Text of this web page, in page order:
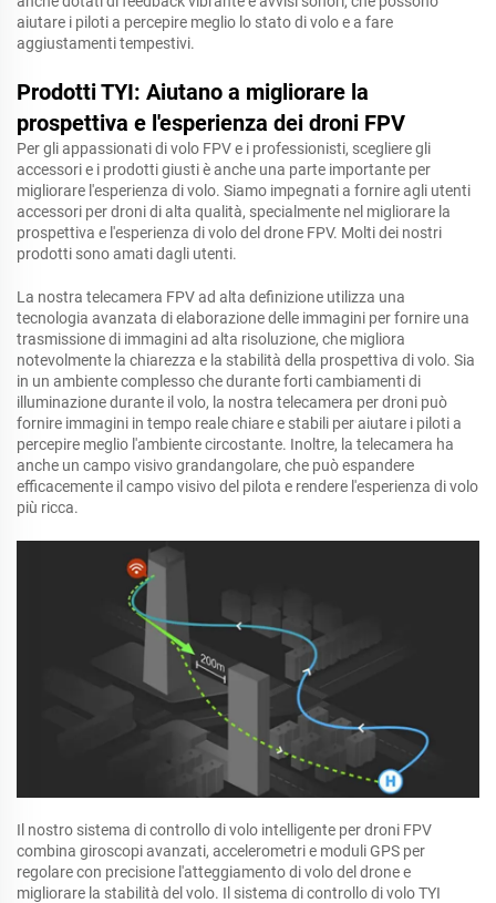
aiutare i piloti a percepire meglio lo stato di volo e a fare
aggiustamenti tempestivi.
Prodotti TYI: Aiutano a migliorare la
prospettiva e l'esperienza dei droni FPV
Per gli appassionati di volo FPV e i professionisti, scegliere gli
accessori e i prodotti giusti è anche una parte importante per
migliorare l'esperienza di volo. Siamo impegnati a fornire agli utenti
accessori per droni di alta qualità, specialmente nel migliorare la
prospettiva e l'esperienza di volo del drone FPV. Molti dei nostri
prodotti sono amati dagli utenti.
La nostra telecamera FPV ad alta definizione utilizza una
tecnologia avanzata di elaborazione delle immagini per fornire una
trasmissione di immagini ad alta risoluzione, che migliora
notevolmente la chiarezza e la stabilità della prospettiva di volo. Sia
in un ambiente complesso che durante forti cambiamenti di
illuminazione durante il volo, la nostra telecamera per droni può
fornire immagini in tempo reale chiare e stabili per aiutare i piloti a
percepire meglio l'ambiente circostante. Inoltre, la telecamera ha
anche un campo visivo grandangolare, che può espandere
efficacemente il campo visivo del pilota e rendere l'esperienza di volo
più ricca.
Il nostro sistema di controllo di volo intelligente per droni FPV
combina giroscopi avanzati, accelerometri e moduli GPS per
regolare con precisione l'atteggiamento di volo del drone e
migliorare la stabilità del volo. Il sistema di controllo di volo TYI